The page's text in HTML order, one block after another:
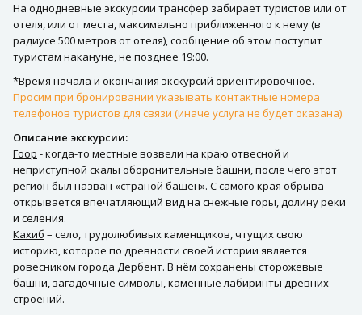
На однодневные экскурсии трансфер забирает туристов или от
отеля, или от места, максимально приближенного к нему (в
радиусе 500 метров от отеля), сообщение об этом поступит
туристам накануне, не позднее 19:00.
*Время начала и окончания экскурсий ориентировочное.
Просим при бронировании указывать контактные номера
телефонов туристов для связи (иначе услуга не будет оказана).
Описание экскурсии:
Гоор - когда-то местные возвели на краю отвесной и
неприступной скалы оборонительные башни, после чего этот
регион был назван «страной башен». С самого края обрыва
открывается впечатляющий вид на снежные горы, долину реки
и селения.
Кахиб – село, трудолюбивых каменщиков, чтущих свою
историю, которое по древности своей истории является
ровесником города Дербент. В нём сохранены сторожевые
башни, загадочные символы, каменные лабиринты древних
строений.